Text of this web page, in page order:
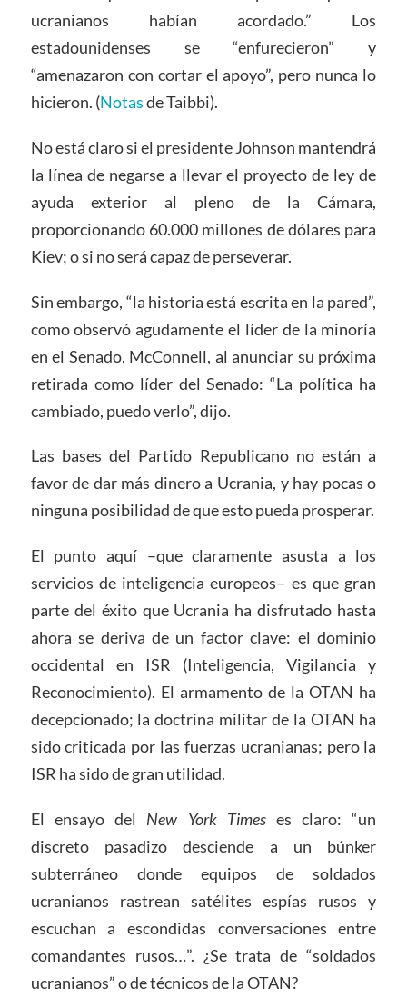
ucranianos habían acordado.” Los
estadounidenses se “enfurecieron” y
“amenazaron con cortar el apoyo”, pero nunca lo
hicieron. (Notasde Taibbi).
No está claro si el presidente Johnson mantendrá
la línea de negarse a llevar el proyecto de ley de
ayuda exterior al pleno de la Cámara,
proporcionando 60.000 millones de dólares para
Kiev; o si no será capaz de perseverar.
Sin embargo, “la historia está escrita en la pared”,
como observó agudamente el líder de la minoría
en el Senado, McConnell, al anunciar su próxima
retirada como líder del Senado: “La política ha
cambiado, puedo verlo”, dijo.
Las bases del Partido Republicano no están a
favor de dar más dinero a Ucrania, y hay pocas o
ninguna posibilidad de que esto pueda prosperar.
El punto aquí –que claramente asusta a los
servicios de inteligencia europeos– es que gran
parte del éxito que Ucrania ha disfrutado hasta
ahora se deriva de un factor clave: el dominio
occidental en ISR (Inteligencia, Vigilancia y
Reconocimiento). El armamento de la OTAN ha
decepcionado; la doctrina militar de la OTAN ha
sido criticada por las fuerzas ucranianas; pero la
ISR ha sido de gran utilidad.
El ensayo del New York Timeses claro: “un
discreto pasadizo desciende a un búnker
subterráneo donde equipos de soldados
ucranianos rastrean satélites espías rusos y
escuchan a escondidas conversaciones entre
comandantes rusos…”. ¿Se trata de “soldados
ucranianos” o de técnicos de la OTAN?